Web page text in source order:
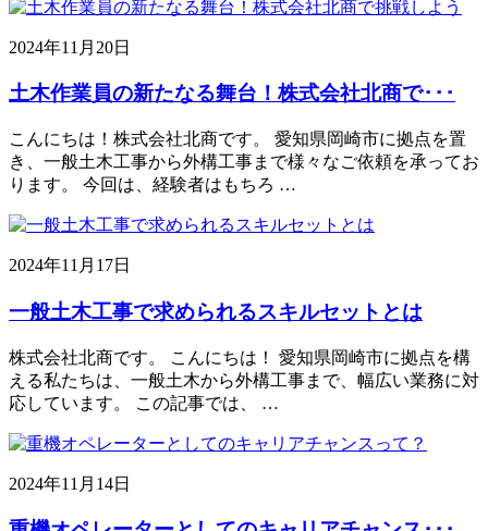
2024年11月20日
土木作業員の新たなる舞台！株式会社北商で･･･
こんにちは！株式会社北商です。 愛知県岡崎市に拠点を置
き、一般土木工事から外構工事まで様々なご依頼を承ってお
ります。 今回は、経験者はもちろ …
2024年11月17日
一般土木工事で求められるスキルセットとは
株式会社北商です。 こんにちは！ 愛知県岡崎市に拠点を構
える私たちは、一般土木から外構工事まで、幅広い業務に対
応しています。 この記事では、 …
2024年11月14日